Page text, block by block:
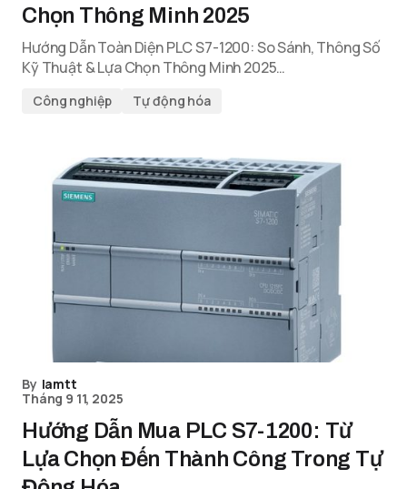
Chọn Thông Minh 2025
Hướng Dẫn Toàn Diện PLC S7-1200: So Sánh, Thông Số
Kỹ Thuật & Lựa Chọn Thông Minh 2025…
Công nghiệp Tự động hóa
By lamtt
Tháng 9 11, 2025
Hướng Dẫn Mua PLC S7-1200: Từ
Lựa Chọn Đến Thành Công Trong Tự